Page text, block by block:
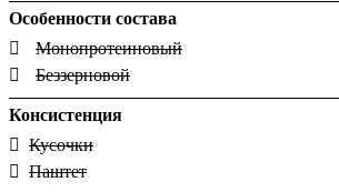
Особенности состава
Монопротеиновый
Беззерновой
Консистенция
Кусочки
Паштет